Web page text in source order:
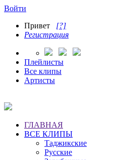
Войти
Привет [?]
Регистрация
Плейлисты
Все клипы
Артисты
ГЛАВНАЯ
ВСЕ КЛИПЫ
Таджикские
Русские